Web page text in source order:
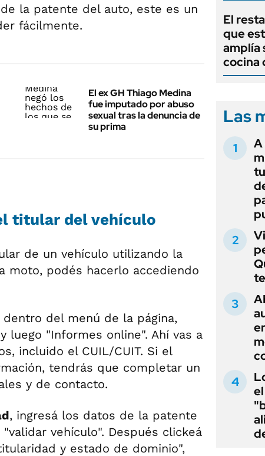
la patente del auto, este es un
fácilmente.
El ex GH Thiago Medina
fue imputado por abuso
sexual tras la denuncia de
su prima
titular del vehículo
de un vehículo utilizando la
moto, podés hacerlo accediendo
dentro del menú de la página,
luego "Informes online". Ahí vas a
incluido el CUIL/CUIT. Si el
tendrás que completar un
y de contacto.
, ingresá los datos de la patente
vehículo". Después clickeá
y estado de dominio",
El
que
amplía
cocina
Las
A